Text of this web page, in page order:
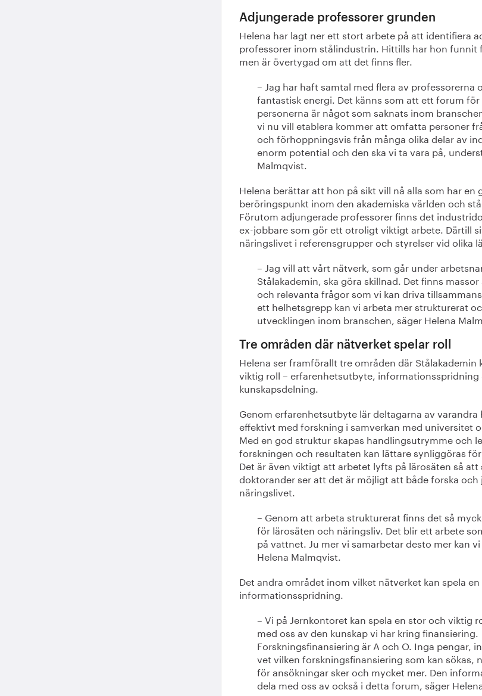
Adjungerade professorer grunden
Helena har lagt ner ett stort arbete på att identifiera
professorer inom stålindustrin. Hittills har hon funnit
men är övertygad om att det finns fler.
– Jag har haft samtal med flera av professorerna
fantastisk energi. Det känns som att ett forum för
personerna är något som saknats inom
vi nu vill etablera kommer att omfatta personer
och förhoppningsvis från många olika delar av
enorm potential och den ska vi ta vara på,
Malmqvist.
Helena berättar att hon på sikt vill nå alla som har en
beröringspunkt inom den akademiska världen och
Förutom adjungerade professorer finns det
ex-jobbare som gör ett otroligt viktigt arbete. Därtill
näringslivet i referensgrupper och styrelser vid olika
– Jag vill att vårt nätverk, som går under
Stålakademin, ska göra skillnad. Det finns
och relevanta frågor som vi kan driva
ett helhetsgrepp kan vi arbeta mer strukturerat
utvecklingen inom branschen, säger Helena
Tre områden där nätverket spelar roll
Helena ser framförallt tre områden där Stålakademin
viktig roll – erfarenhetsutbyte, informationsspridning
kunskapsdelning.
Genom erfarenhetsutbyte lär deltagarna av varandra
effektivt med forskning i samverkan med universitet
Med en god struktur skapas handlingsutrymme och
forskningen och resultaten kan lättare synliggöras
Det är även viktigt att arbetet lyfts på lärosäten så
doktorander ser att det är möjligt att både forska och
näringslivet.
– Genom att arbeta strukturerat finns det så
för lärosäten och näringsliv. Det blir ett arbete
på vattnet. Ju mer vi samarbetar desto mer kan
Helena Malmqvist.
Det andra området inom vilket nätverket kan spela
informationsspridning.
– Vi på Jernkontoret kan spela en stor och viktig
med oss av den kunskap vi har kring finansiering.
Forskningsfinansiering är A och O. Inga pengar,
vet vilken forskningsfinansiering som kan sökas,
för ansökningar sker och mycket mer. Den
dela med oss av också i detta forum, säger